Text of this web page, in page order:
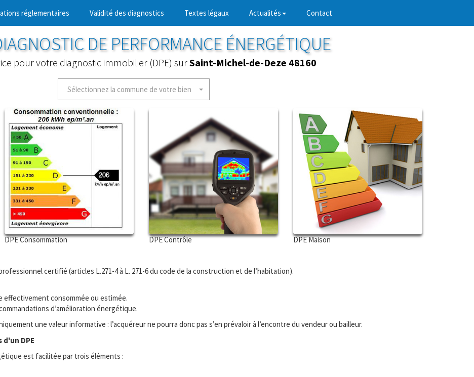
réglementaires Validité des diagnostics Textes légaux Actualités Contact
DE PERFORMANCE ÉNERGÉTIQUE
pour votre diagnostic immobilier (DPE) surSaint-Michel-de-Deze 48160
Sélectionnez la commune de votre bien
DPE Consommation DPE Contrôle DPE Maison
certifié (articles L.271-4 à L. 271-6 du code de la construction et de l’habitation).
effectivement consommée ou estimée.
d’amélioration énergétique.
une valeur informative : l’acquéreur ne pourra donc pas s’en prévaloir à l’encontre du vendeur ou bailleur.
DPE
est facilitée par trois éléments :